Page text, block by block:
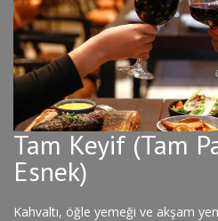
Tam Keyif (Tam
Esnek)
Kahvaltı, öğle yemeği ve akşam